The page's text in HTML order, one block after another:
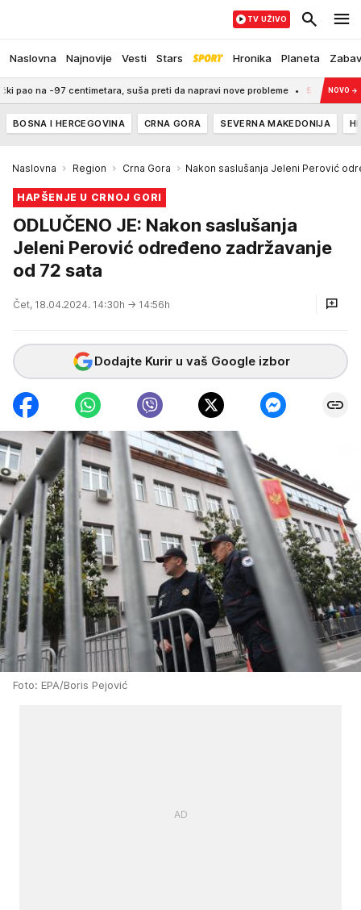
Naslovna Najnovije Vesti Stars Hronika Planeta
TV UŽIVO
na -97 centimetara, suša preti da napravi nove probleme 5:21 NOVI IME
NOVO →
BOSNA I HERCEGOVINA CRNA GORA SEVERNA MAKEDONIJA
Naslovna Region Crna Gora Nakon saslušanja Jeleni Perović
HAPŠENJE U CRNOJ GORI
ODLUČENO JE: Nakon saslušanja
Jeleni Perović određeno zadržavanje
od 72 sata
Čet, 18.04.2024. 14:30h → 14:56h
Dodajte Kurir u vaš Google izbor
Foto: EPA/Boris Pejović